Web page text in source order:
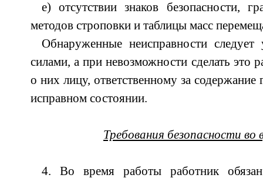
е) отсутствии знаков безопасности,
методов строповки и таблицы масс
Обнаруженные неисправности следует
силами, а при невозможности сделать это
о них лицу, ответственному за
исправном состоянии.
Требования безопасности
4. Во время работы работник